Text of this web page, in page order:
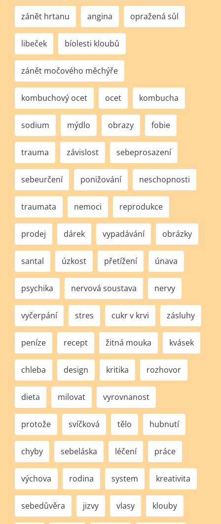
zánět hrtanu angina opražená sůl
libeček bíolesti kloubů
zánět močového měchýře
kombuchový ocet ocet kombucha
sodium mýdlo obrazy fobie
trauma závislost sebeprosazení
sebeurčení ponižování neschopnosti
traumata nemoci reprodukce
prodej dárek vypadávání obrázky
santal úzkost přetížení únava
psychika nervová soustava nervy
vyčerpání stres cukr v krvi zásluhy
peníze recept žitná mouka kvásek
chleba design kritika rozhovor
dieta milovat vyrovnanost
protože svíčková tělo hubnutí
chyby sebeláska léčení práce
výchova rodina system kreativita
sebedůvěra jizvy vlasy klouby